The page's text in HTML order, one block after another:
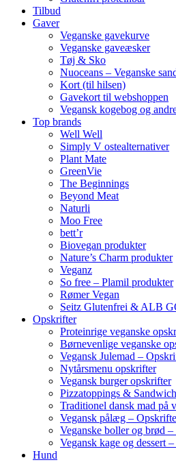
Tilbud
Gaver
Veganske gavekurve
Veganske gaveæsker
Tøj & Sko
Nuoceans – Veganske
Kort (til hilsen)
Gavekort til webshoppen
Vegansk kogebog og
Top brands
Well Well
Simply V ostealternativer
Plant Mate
GreenVie
The Beginnings
Beyond Meat
Naturli
Moo Free
bett’r
Biovegan produkter
Nature’s Charm produkter
Veganz
So free – Plamil produkter
Rømer Vegan
Seitz Glutenfrei & ALB
Opskrifter
Proteinrige veganske
Børnevenlige veganske
Vegansk Julemad –
Nytårsmenu opskrifter
Vegansk burger opskrifter
Pizzatoppings &
Traditionel dansk mad på
Vegansk pålæg –
Veganske boller og brød
Vegansk kage og dessert
Hund